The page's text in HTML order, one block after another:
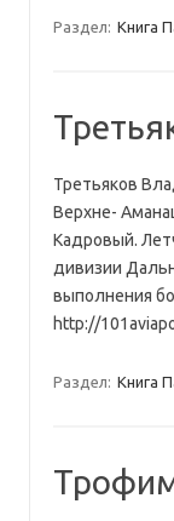
Раздел: Книга
Третьяков
Верхне-
Кадровый.
дивизии
выполнения
http://
Раздел: Книга